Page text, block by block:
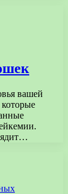
вашей